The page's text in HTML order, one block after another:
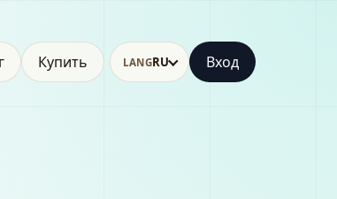
Купить LANGRU Вход